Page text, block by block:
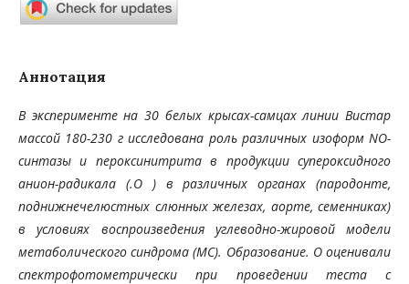
Аннотация
В эксперименте на 30 белых крысах-самцах линии Вистар
массой 180-230 г исследована роль различных изоформ NO-
синтазы и пероксинитрита в продукции супероксидного
анион-радикала (.О ) в различных органах (пародонте,
поднижнечелюстных слюнных железах, аорте, семенниках)
в условиях воспроизведения углеводно-жировой модели
метаболического синдрома (МС). Образование. О оценивали
спектрофотометрически при проведении теста с